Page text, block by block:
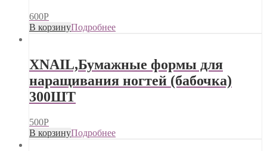
600Р
В корзинуПодробнее
XNAIL,Бумажные формы для
наращивания ногтей (бабочка)
300ШТ
500Р
В корзинуПодробнее